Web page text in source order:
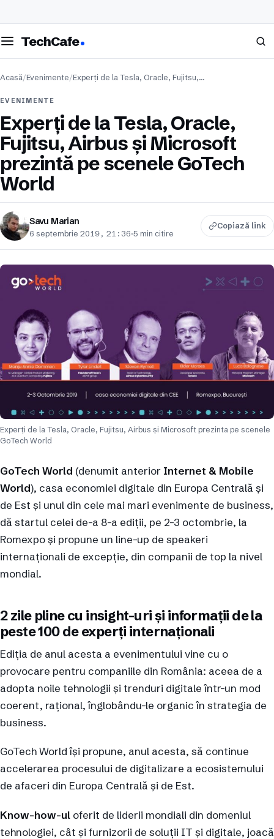
meniul
TechCafe Caută
Acasă/Evenimente/Experți de la Tesla, Oracle, Fujitsu,…
EVENIMENTE
Experți de la Tesla, Oracle,
Fujitsu, Airbus și Microsoft
prezintă pe scenele GoTech
World
Savu Marian
6 septembrie 2019, 21:36·5 min citire
Copiază link
Experți de la Tesla, Oracle, Fujitsu, Airbus și Microsoft prezinta pe scenele
GoTech World
GoTech World (denumit anterior Internet & Mobile
World), casa economiei digitale din Europa Centrală și
de Est și unul din cele mai mari evenimente de business,
dă startul celei de-a 8-a ediții, pe 2-3 octombrie, la
Romexpo și propune un line-up de speakeri
internaționali de excepție, din companii de top la nivel
mondial.
2 zile pline cu insight-uri și informații de la
peste 100 de experți internaționali
Ediția de anul acesta a evenimentului vine cu o
provocare pentru companiile din România: aceea de a
adopta noile tehnologii și trenduri digitale într-un mod
coerent, rațional, înglobându-le organic în strategia de
business.
GoTech World își propune, anul acesta, să continue
accelerarea procesului de digitalizare a ecosistemului
de afaceri din Europa Centrală și de Est.
Know-how-ul oferit de liderii mondiali din domeniul
tehnologiei, cât și furnizorii de soluții IT și digitale, joacă